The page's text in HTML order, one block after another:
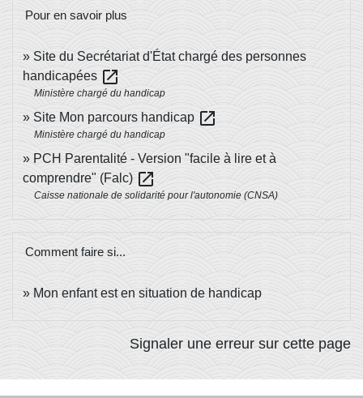
Pour en savoir plus
Site du Secrétariat d'État chargé des personnes
handicapées open_in_new
Ministère chargé du handicap
Site Mon parcours handicap open_in_new
Ministère chargé du handicap
PCH Parentalité - Version "facile à lire et à
comprendre" (Falc) open_in_new
Caisse nationale de solidarité pour l'autonomie (CNSA)
Comment faire si...
Mon enfant est en situation de handicap
Signaler une erreur sur cette page